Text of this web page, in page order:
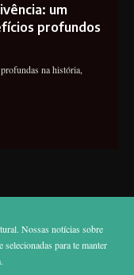
um
profundos
na história,
Nossas notícias sobre
para te manter